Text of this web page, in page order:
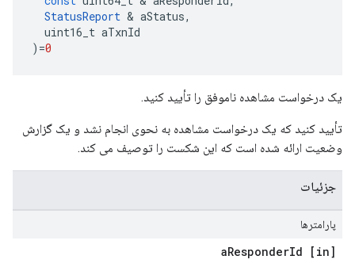
StatusReport & aStatus,
uint16_t aTxnId
) =0
یک درخواست مشاهده ناموفق را تأیید کنید.
تأیید کنید که یک درخواست مشاهده به نحوی انجام نشد و یک گزارش
وضعیت ارائه شده است که این شکست را توصیف می کند.
جزئیات
پارامترها
[in] a
ResponderId